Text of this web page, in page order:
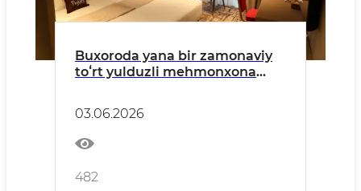
Buxoroda yana bir zamonaviy
toʻrt yulduzli mehmonxona
03.06.2026
482